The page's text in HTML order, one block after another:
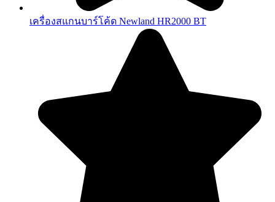
เครื่องสแกนบาร์โค้ด Newland HR2000 BT